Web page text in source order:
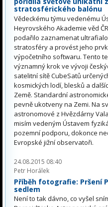
stratosférického balónu
Vědeckému týmu vedenému
Heyrovského Akademie věd
podařilo zaznamenat
stratosféry a provést jeho
výpočetního softwaru. Tento
významný krok ve vývoji
satelitní sítě CubeSatů
kosmických lodí, blesků a
Země. Standardní
pevně ukotveny na Zemi. Na
astronomové z Hvězdárny
misím vedeným Ústavem
pozemní podporu, dokonce
Evropské jižní observatoři.
24.08.2015 08:40
Petr Horálek
Příběh fotografie: Pršení
sedlem
Není to tak dávno, co vyšel